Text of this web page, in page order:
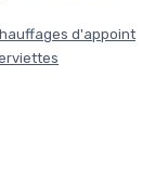
d'appoint